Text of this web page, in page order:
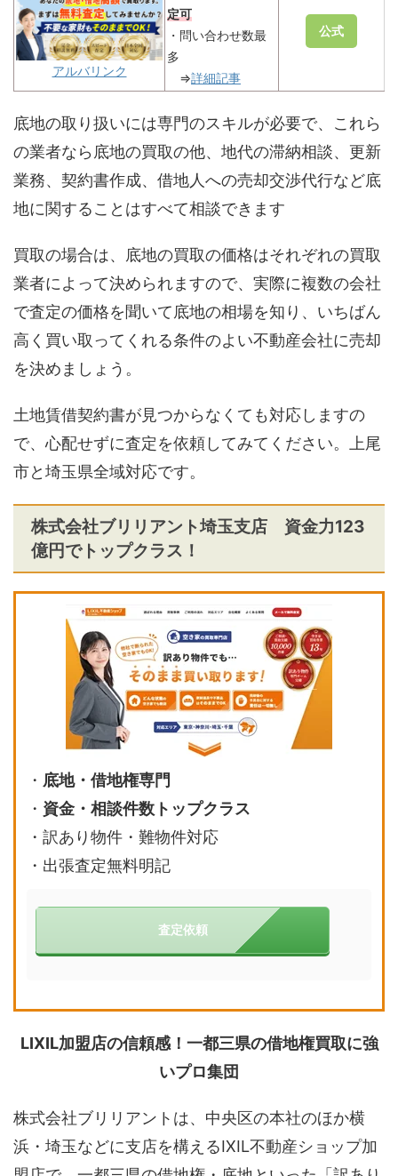
アルバリンク
定可
・問い合わせ数最
多
⇒詳細記事
公式
底地の取り扱いには専門のスキルが必要で、これら
の業者なら底地の買取の他、地代の滞納相談、更新
業務、契約書作成、借地人への売却交渉代行など底
地に関することはすべて相談できます
買取の場合は、底地の買取の価格はそれぞれの買取
業者によって決められますので、実際に複数の会社
で査定の価格を聞いて底地の相場を知り、いちばん
高く買い取ってくれる条件のよい不動産会社に売却
を決めましょう。
土地賃借契約書が見つからなくても対応しますの
で、心配せずに査定を依頼してみてください。上尾
市と埼玉県全域対応です。
株式会社ブリリアント埼玉支店 資金力123
億円でトップクラス！
・ 底地・借地権専門
・ 資金・相談件数トップクラス
・訳あり物件・難物件対応
・ 出張査定無料明記
査定依頼
LIXIL加盟店の信頼感！一都三県の借地権買取に強
いプロ集団
株式会社ブリリアントは、中央区の本社のほか横
浜・埼玉などに支店を構えるIXIL不動産ショップ加